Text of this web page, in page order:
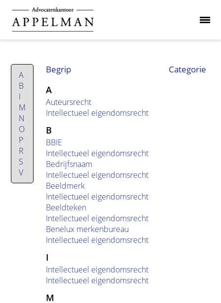
Begrip Categorie
A
Auteursrecht
Intellectueel eigendomsrecht
B
BBIE
Intellectueel eigendomsrecht
Bedrijfsnaam
Intellectueel eigendomsrecht
Beeldmerk
Intellectueel eigendomsrecht
Beeldteken
Intellectueel eigendomsrecht
Benelux merkenbureau
Intellectueel eigendomsrecht
I
Intellectueel eigendomsrecht
Intellectueel eigendomsrecht
M
A
B
I
M
N
O
P
R
S
V